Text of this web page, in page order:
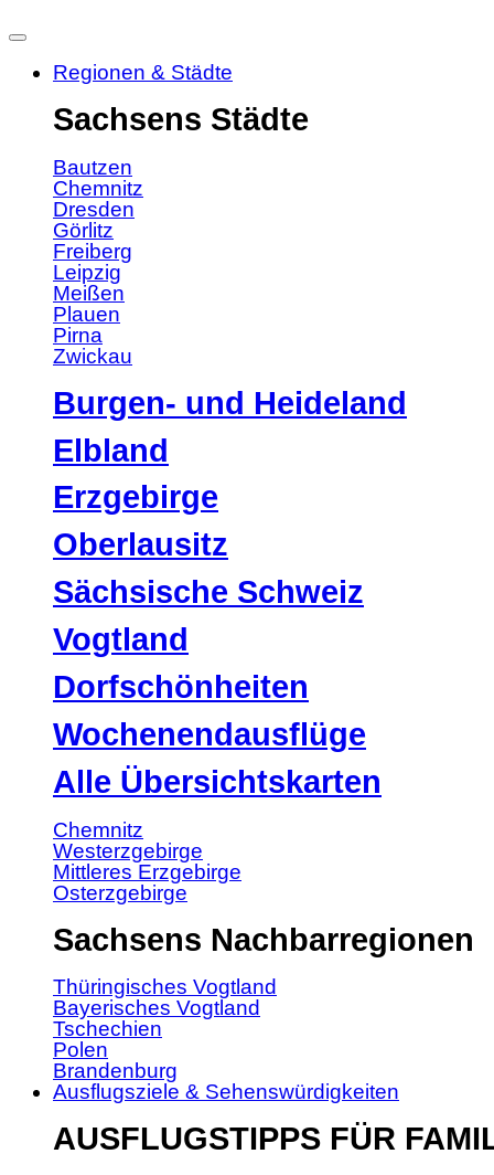
Regionen & Städte
Sachsens Städte
Bautzen
Chemnitz
Dresden
Görlitz
Freiberg
Leipzig
Meißen
Plauen
Pirna
Zwickau
Burgen- und Heideland
Elbland
Erzgebirge
Oberlausitz
Sächsische Schweiz
Vogtland
Dorfschönheiten
Wochenendausflüge
Alle Übersichtskarten
Chemnitz
Westerzgebirge
Mittleres Erzgebirge
Osterzgebirge
Sachsens Nachbarregionen
Thüringisches Vogtland
Bayerisches Vogtland
Tschechien
Polen
Brandenburg
Ausflugsziele & Sehenswürdigkeiten
AUSFLUGSTIPPS FÜR